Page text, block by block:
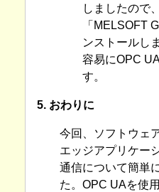
しましたので
「MELSOFT
ンストールし
容易にOPC
す。
5. おわりに
今回、ソフトウェ
エッジアプリケー
通信について簡単
た。OPC UAを使